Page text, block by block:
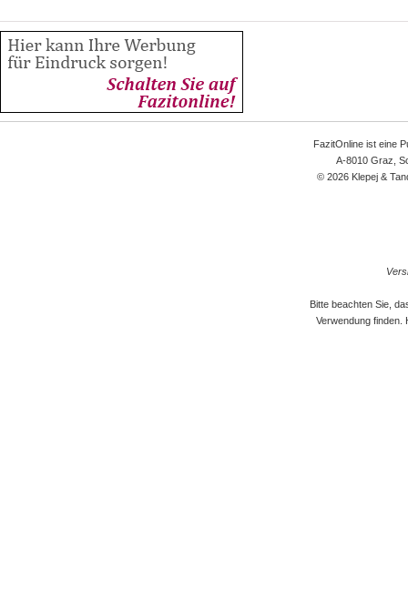
FazitOnline ist eine
A-8010 Graz,
© 2026 Klepej &
Bitte beachten Sie,
Verwendung finden.